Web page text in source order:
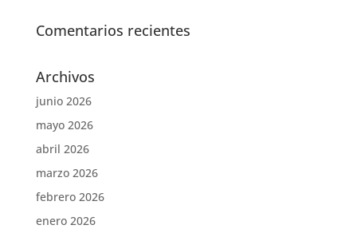
Comentarios recientes
Archivos
junio 2026
mayo 2026
abril 2026
marzo 2026
febrero 2026
enero 2026